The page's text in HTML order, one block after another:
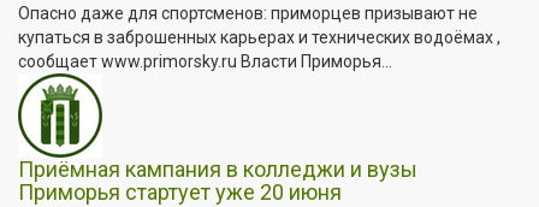
Опасно даже для спортсменов: приморцев призывают не
купаться в заброшенных карьерах и технических водоёмах ,
сообщает www.primorsky.ru Власти Приморья...
Приёмная кампания в колледжи и вузы
Приморья стартует уже 20 июня